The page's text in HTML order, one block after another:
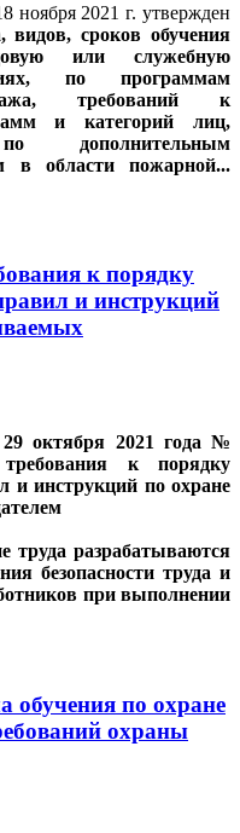
2021 г. утвержден
видов, сроков обучения
или служебную
по программам
требований к
и категорий лиц,
дополнительным
в области пожарной...
к порядку
и инструкций
октября 2021 года №
к порядку
и инструкций по охране
труда разрабатываются
безопасности труда и
при выполнении
по охране
охраны